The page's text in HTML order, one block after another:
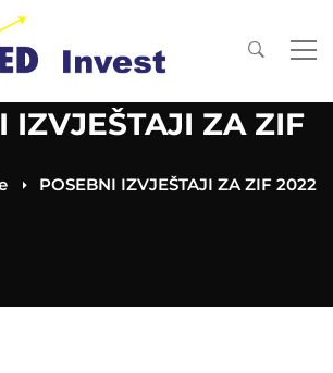
IZVJEŠTAJI ZA ZIF
POSEBNI IZVJEŠTAJI ZA ZIF 2022